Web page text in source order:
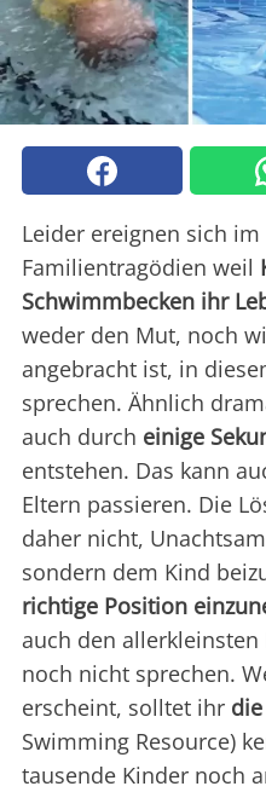
Leider ereignen sich
Familientragödien weil
Schwimmbecken ihr
weder den Mut, noch
angebracht ist, in
sprechen. Ähnlich
auch durch einige
entstehen. Das kann
Eltern passieren. Die
daher nicht,
sondern dem Kind
richtige Position
auch den
noch nicht sprechen.
erscheint, solltet ihr
Swimming Resource)
tausende Kinder noch